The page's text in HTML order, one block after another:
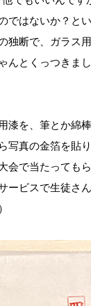
ではないか？と
独断で、ガラス
んとくっつきま
漆を、筆とか綿
写真の金箔を貼
会で当たっても
ービスで生徒さ